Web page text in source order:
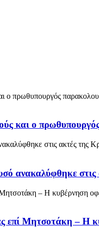
και ο
ανακαλύφθηκε
επί Μητσοτάκη – Η